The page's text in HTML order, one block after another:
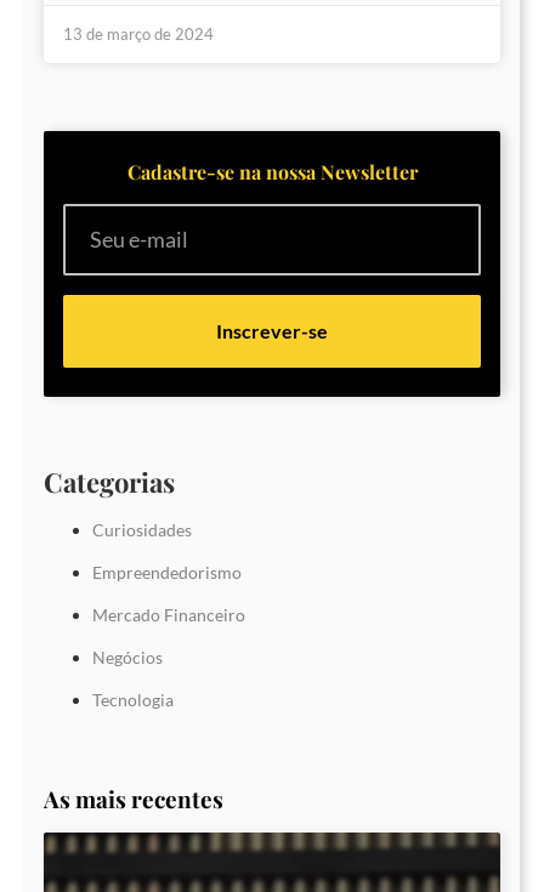
13 de março de 2024
Cadastre-se na nossa Newsletter
Inscrever-se
Categorias
Curiosidades
Empreendedorismo
Mercado Financeiro
Negócios
Tecnologia
As mais recentes